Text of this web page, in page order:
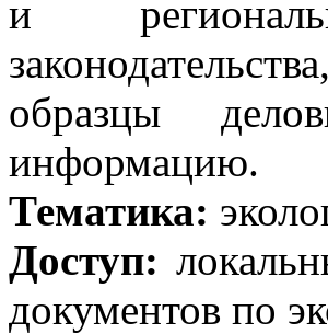
и
образцы
информацию.
Тематика:
Доступ:
документов по